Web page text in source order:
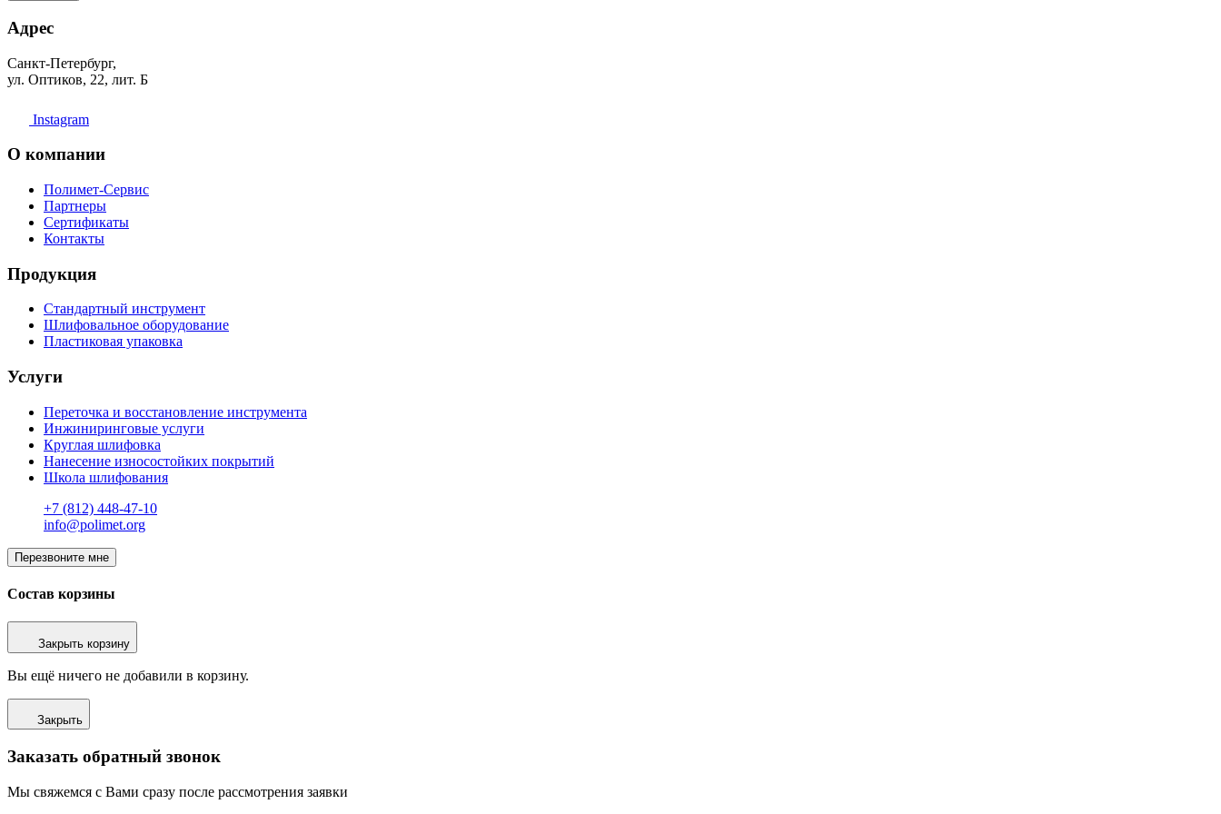
Адрес
Санкт-Петербург,
ул. Оптиков, 22, лит. Б
Instagram
О компании
Полимет-Сервис
Партнеры
Сертификаты
Контакты
Продукция
Стандартный инструмент
Шлифовальное оборудование
Пластиковая упаковка
Услуги
Переточка и восстановление инструмента
Инжиниринговые услуги
Круглая шлифовка
Нанесение износостойких покрытий
Школа шлифования
+7 (812) 448-47-10
info@polimet.org
Перезвоните мне
Состав корзины
Закрыть корзину
Вы ещё ничего не добавили в корзину.
Закрыть
Заказать обратный звонок
Мы свяжемся с Вами сразу после рассмотрения заявки